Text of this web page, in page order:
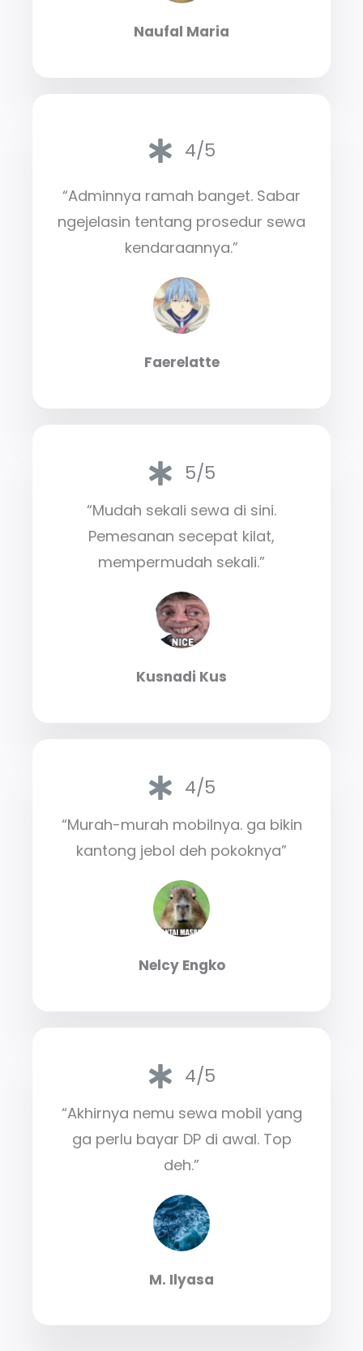
Naufal Maria
4/5
“Adminnya ramah banget. Sabar
ngejelasin tentang prosedur sewa
kendaraannya.”
Faerelatte
5/5
“Mudah sekali sewa di sini.
Pemesanan secepat kilat,
mempermudah sekali.”
Kusnadi Kus
4/5
“Murah-murah mobilnya. ga bikin
kantong jebol deh pokoknya”
Nelcy Engko
4/5
“Akhirnya nemu sewa mobil yang
ga perlu bayar DP di awal. Top
deh.”
M. Ilyasa